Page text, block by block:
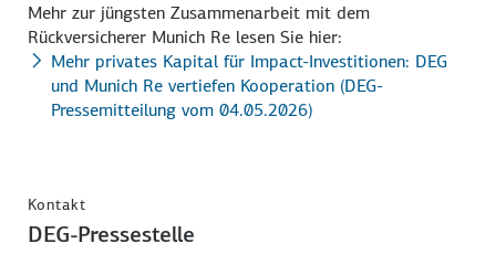
Mehr zur jüngsten Zusammenarbeit mit dem
Rückversicherer Munich Re lesen Sie hier:
Mehr privates Kapital für Impact-Investitionen: DEG
und Munich Re vertiefen Kooperation (DEG-
Pressemitteilung vom 04.05.2026)
Kontakt
DEG-Pressestelle